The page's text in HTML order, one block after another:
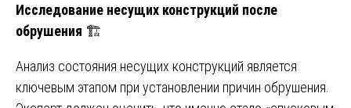
Исследование несущих конструкций после
обрушения 🏗️
Анализ состояния несущих конструкций является
ключевым этапом при установлении причин обрушения.